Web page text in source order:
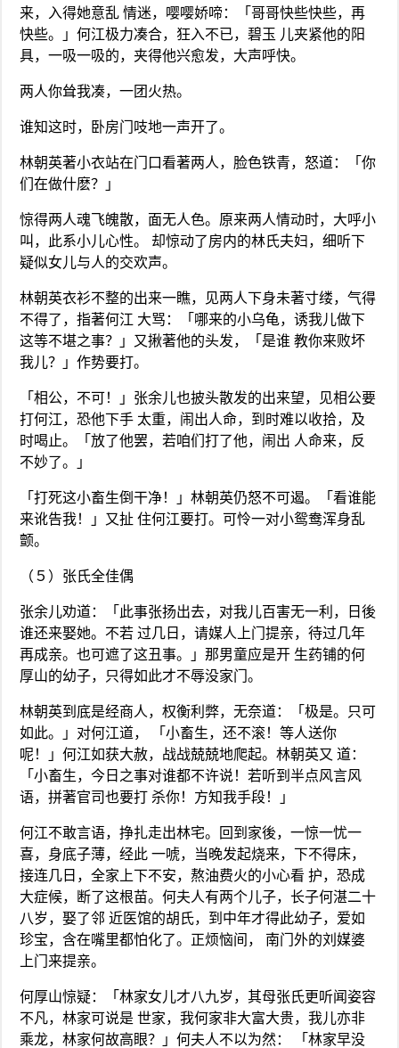
来，入得她意乱 情迷，嘤嘤娇啼：「哥哥快些快些，再
快些。」何江极力凑合，狂入不已，碧玉 儿夹紧他的阳
具，一吸一吸的，夹得他兴愈发，大声呼快。
两人你耸我凑，一团火热。
谁知这时，卧房门吱地一声开了。
林朝英著小衣站在门口看著两人，脸色铁青，怒道：「你
们在做什麽？」
惊得两人魂飞魄散，面无人色。原来两人情动时，大呼小
叫，此系小儿心性。 却惊动了房内的林氏夫妇，细听下
疑似女儿与人的交欢声。
林朝英衣衫不整的出来一瞧，见两人下身未著寸缕，气得
不得了，指著何江 大骂：「哪来的小乌龟，诱我儿做下
这等不堪之事？」又揪著他的头发，「是谁 教你来败坏
我儿？」作势要打。
「相公，不可！」张余儿也披头散发的出来望，见相公要
打何江，恐他下手 太重，闹出人命，到时难以收拾，及
时喝止。「放了他罢，若咱们打了他，闹出 人命来，反
不妙了。」
「打死这小畜生倒干净！」林朝英仍怒不可遏。「看谁能
来讹告我！」又扯 住何江要打。可怜一对小鸳鸯浑身乱
颤。
（５）张氏全佳偶
张余儿劝道：「此事张扬出去，对我儿百害无一利，日後
谁还来娶她。不若 过几日，请媒人上门提亲，待过几年
再成亲。也可遮了这丑事。」那男童应是开 生药铺的何
厚山的幼子，只得如此才不辱没家门。
林朝英到底是经商人，权衡利弊，无奈道：「极是。只可
如此。」对何江道， 「小畜生，还不滚！等人送你
呢！」何江如获大赦，战战兢兢地爬起。林朝英又 道：
「小畜生，今日之事对谁都不许说！若听到半点风言风
语，拼著官司也要打 杀你！方知我手段！」
何江不敢言语，挣扎走出林宅。回到家後，一惊一忧一
喜，身底子薄，经此 一唬，当晚发起烧来，下不得床，
接连几日，全家上下不安，熬油费火的小心看 护，恐成
大症候，断了这根苗。何夫人有两个儿子，长子何湛二十
八岁，娶了邻 近医馆的胡氏，到中年才得此幼子，爱如
珍宝，含在嘴里都怕化了。正烦恼间， 南门外的刘媒婆
上门来提亲。
何厚山惊疑：「林家女儿才八九岁，其母张氏更听闻姿容
不凡，林家可说是 世家，我何家非大富大贵，我儿亦非
乘龙，林家何故高眼？」何夫人不以为然： 「林家早没